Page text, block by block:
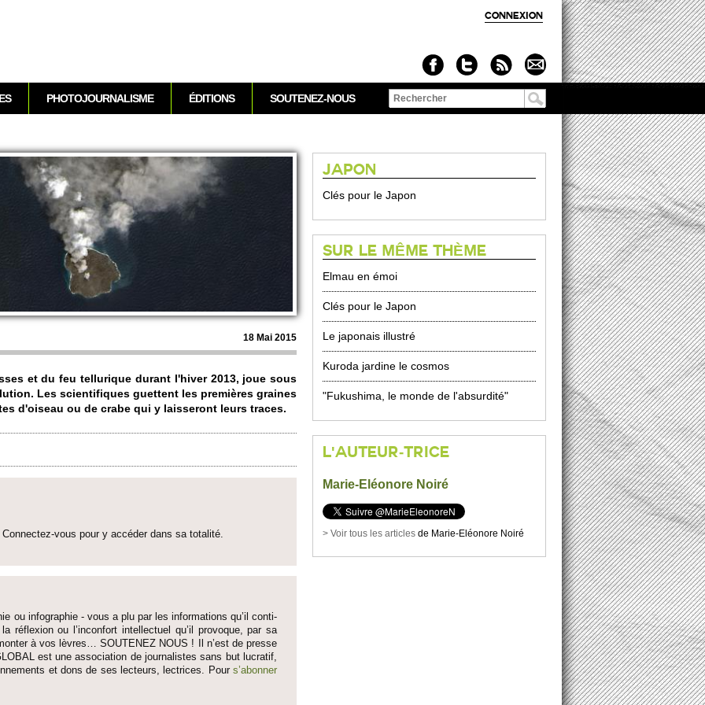
CONNEXION
18 Mai 2015
et du feu te­llurique durant l'hiver 2013, joue sous
Les sci­entifiques guettent les premières graines
d'oiseau ou de crabe qui y laisse­ront leurs traces.
vous pour y accéder dans sa to­talité.
ou infographie - vous a plu par les informati­ons qu’il conti­
réflexion ou l’inconfort inte­llectuel qu’il pro­voque, par sa
à vos lèvres… SO­UTENEZ NOUS ! Il n’est de pre­sse
est une asso­ci­ation de journalistes sans but lucratif,
et dons de ses lecte­urs, lec­trices. Pours’abonner
PHOTOJOURNALISME ÉDITIONS SOUTENEZ-NOUS
Formulaire de
JAPON
Clés pour le Japon
SUR LE MÊME THÈME
Elmau en émoi
Clés pour le Japon
Le japonais illustré
Kuroda jardine le cosmos
"Fukushima, le monde de l'absurdité"
L'AUTEUR-TRICE
Marie-Eléonore Noiré
> Voir tous les articles de Marie-Eléonore Noiré